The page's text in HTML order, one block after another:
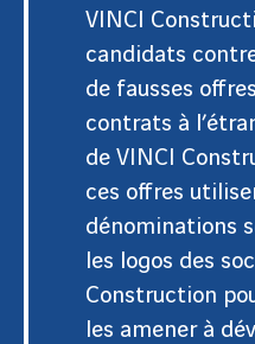
VINCI
candidats
de fausses
contrats à
de VINCI
ces offres
dénominations
les logos des
Construction
les amener à